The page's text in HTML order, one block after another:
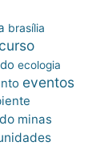
brasília
ecologia
eventos
minas